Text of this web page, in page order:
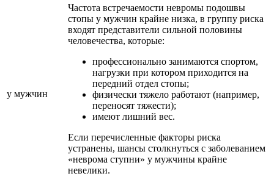
у мужчин
Частота встречаемости невромы подошвы
стопы у мужчин крайне низка, в группу риска
входят представители сильной половины
человечества, которые:
профессионально занимаются спортом,
нагрузки при котором приходится на
передний отдел стопы;
физически тяжело работают (например,
переносят тяжести);
имеют лишний вес.
Если перечисленные факторы риска
устранены, шансы столкнуться с заболеванием
«неврома ступни» у мужчины крайне
невелики.